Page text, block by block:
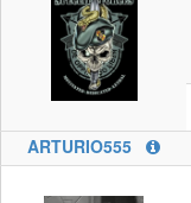
ARTURIO555